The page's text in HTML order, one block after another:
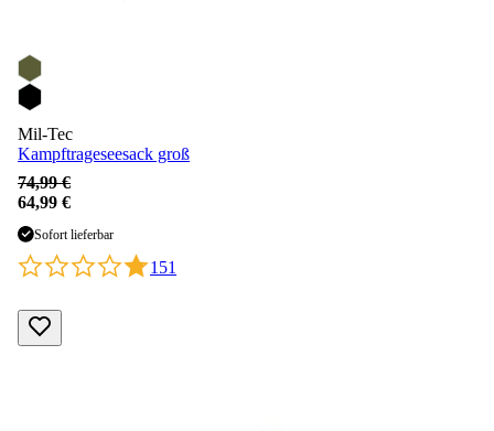
Mil-Tec
Kampftrageseesack groß
74,99 €
64,99 €
Sofort lieferbar
151